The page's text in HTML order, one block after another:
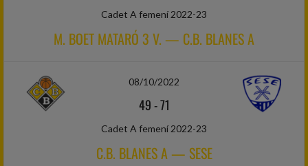
Cadet A femení 2022-23
M. BOET MATARÓ 3 V. — C.B. BLANES A
08/10/2022
49-71
Cadet A femení 2022-23
C.B. BLANES A — SESE